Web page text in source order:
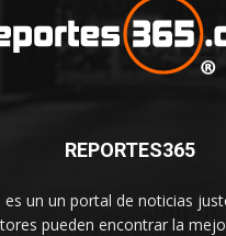
REPORTES365
es un un portal de noticias
pueden encontrar la